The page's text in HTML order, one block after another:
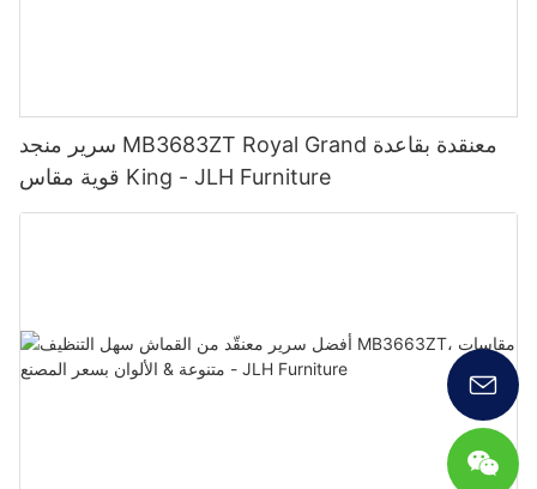
سرير منجد MB3683ZT Royal Grand معنقدة بقاعدة
قوية مقاس King - JLH Furniture